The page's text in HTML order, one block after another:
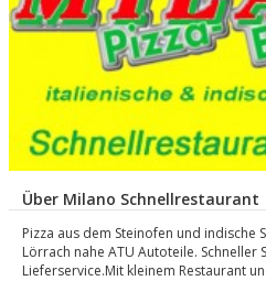
Über Milano Schnellrestaurant
Pizza aus dem Steinofen und indische
Lörrach nahe ATU Autoteile. Schneller
Lieferservice.Mit kleinem Restaurant